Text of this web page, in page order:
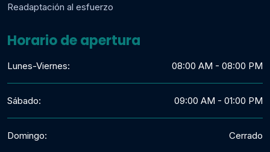
Readaptación al esfuerzo
Horario de apertura
Lunes-Viernes: 08:00 AM - 08:00 PM
Sábado: 09:00 AM - 01:00 PM
Domingo: Cerrado